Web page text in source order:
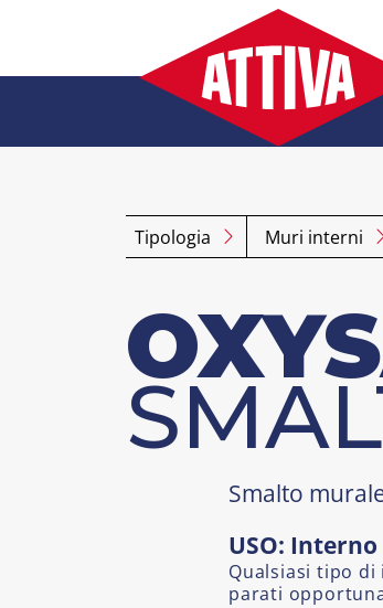
contenuto
Tipologia Muri interni
Smalto
USO: Interno
Qualsiasi tipo
parati